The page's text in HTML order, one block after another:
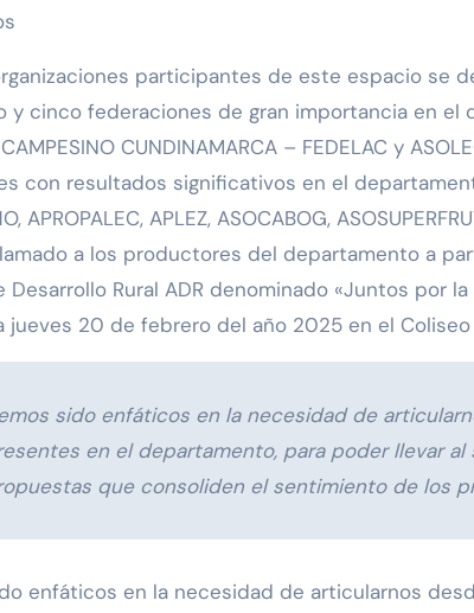
participantes de este espacio se
y cinco federaciones de gran importancia en el
CAMPESINO CUNDINAMARCA – FEDELAC y
con resultados significativos en el
APROPALEC, APLEZ, ASOCABOG,
a los productores del departamento a
Desarrollo Rural ADR denominado «Juntos por
jueves 20 de febrero del año 2025 en el
sido enfáticos en la necesidad de
en el departamento, para poder llevar
que consoliden el sentimiento de los
enfáticos en la necesidad de articularnos